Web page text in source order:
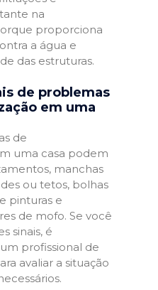
na
proporciona
a água e
das estruturas.
de problemas
em uma
de
uma casa podem
manchas
ou tetos, bolhas
pinturas e
de mofo. Se você
sinais, é
profissional de
avaliar a situação